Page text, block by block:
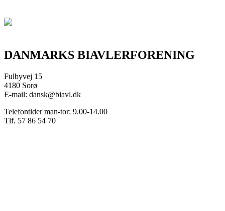
DANMARKS BIAVLERFORENING
Fulbyvej 15
4180 Sorø
E-mail: dansk@biavl.dk
Telefontider man-tor: 9.00-14.00
Tlf. 57 86 54 70